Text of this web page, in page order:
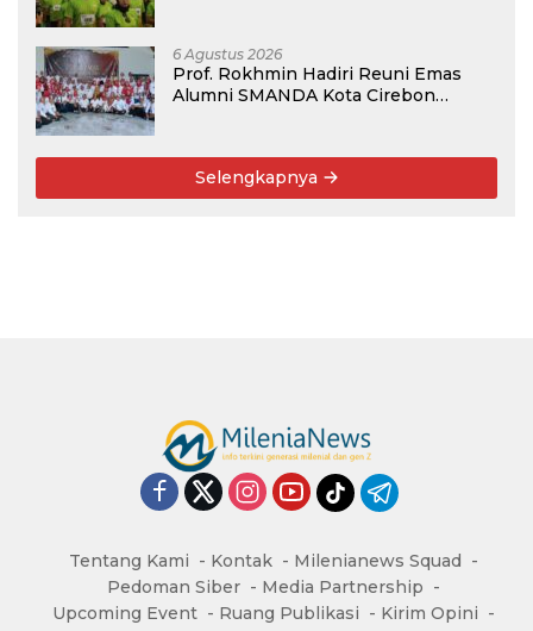
Guru Honorer
6 Agustus 2026
Prof. Rokhmin Hadiri Reuni Emas
Alumni SMANDA Kota Cirebon
Selengkapnya
Tentang Kami Kontak
Milenianews Squad
Pedoman Siber
Media Partnership
Upcoming Event
Ruang Publikasi
Kirim Opini